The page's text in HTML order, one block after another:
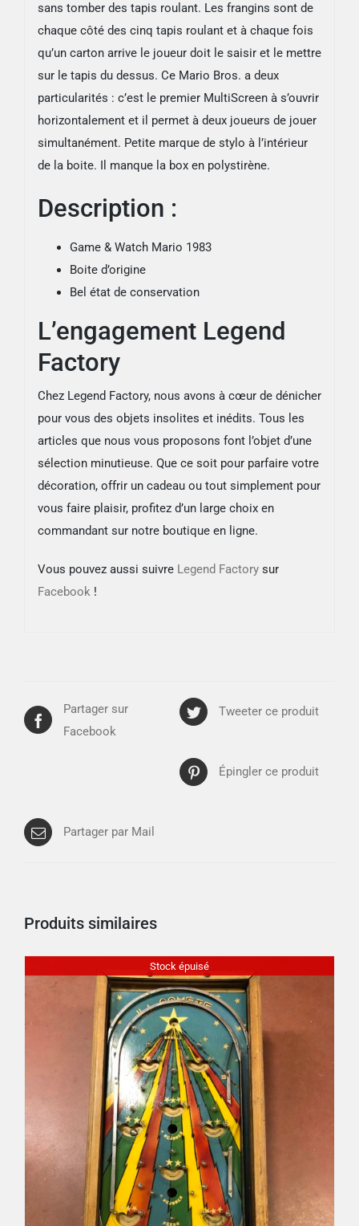
sans tomber des tapis roulant. Les frangins sont de
chaque côté des cinq tapis roulant et à chaque fois
qu’un carton arrive le joueur doit le saisir et le mettre
sur le tapis du dessus. Ce Mario Bros. a deux
particularités : c’est le premier MultiScreen à s’ouvrir
horizontalement et il permet à deux joueurs de jouer
simultanément. Petite marque de stylo à l’intérieur
de la boite. Il manque la box en polystirène.
Description :
Game & Watch Mario 1983
Boite d’origine
Bel état de conservation
L’engagement Legend
Factory
Chez Legend Factory, nous avons à cœur de dénicher
pour vous des objets insolites et inédits. Tous les
articles que nous vous proposons font l’objet d’une
sélection minutieuse. Que ce soit pour parfaire votre
décoration, offrir un cadeau ou tout simplement pour
vous faire plaisir, profitez d’un large choix en
commandant sur notre boutique en ligne.
Vous pouvez aussi suivre Legend Factorysur
Facebook!
Partager sur
Facebook
Tweeter ce produit
Épingler ce produit
Partager par Mail
Produits similaires
Stock épuisé